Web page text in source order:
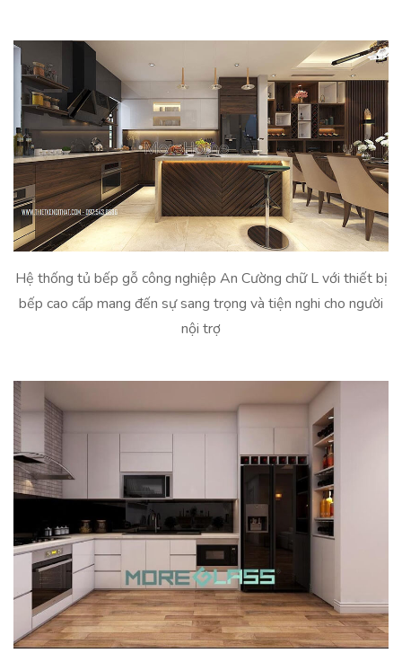
Hệ thống tủ bếp gỗ công nghiệp An Cường chữ L với thiết bị
bếp cao cấp mang đến sự sang trọng và tiện nghi cho người
nội trợ